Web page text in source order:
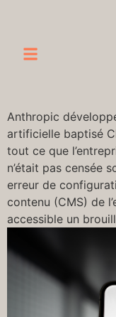
Anthropic
artificielle baptisé
tout ce que
n’était pas censée
erreur de
contenu (CMS) de
accessible un